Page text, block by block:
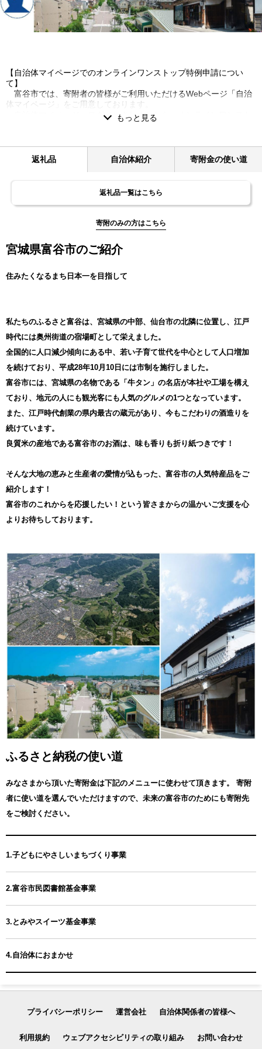
【自治体マイページでのオンラインワンストップ特例申請につい
て】
富谷市では、寄附者の皆様がご利用いただけるWebページ「自治
体マイページ」をご用意しております。
自治体マイページへログインされましたら、オンラインワンスト
で、Webで完了いたします。
是非、ご利用のほど、よろしくお願い申し上げます。
【返礼品に関するお問い合わせ】
ふるさと納税返礼品お問い合わせセンター
TEL:0120-448-643（受付：平日9:30～18:00 土日祝休）
メールアドレス:info-tomiya@sanyodo-net.co.jp
【返礼品に不備があった場合について】
ございます。
特に青果などは配送過程で傷みが生じることがございます。
その後、大変お手数をおかけしますが、返礼品の状態がわかるお写
真を撮っていただき、メールにて送っていただきますようお願いい
たします。
なお、廃棄されてしまった後の連絡や現物を確認できない場合には
ご対応いたしかねますのでご了承ください。
返礼品 自治体紹介 寄附金の使い道
返礼品一覧はこちら
寄附のみの方はこちら
宮城県富谷市のご紹介
住みたくなるまち日本一を目指して
私たちのふるさと富谷は、宮城県の中部、仙台市の北隣に位置し、江戸
時代には奥州街道の宿場町として栄えました。
全国的に人口減少傾向にある中、若い子育て世代を中心として人口増加
を続けており、平成28年10月10日には市制を施行しました。
富谷市には、宮城県の名物である「牛タン」の名店が本社や工場を構え
ており、地元の人にも観光客にも人気のグルメの1つとなっています。
また、江戸時代創業の県内最古の蔵元があり、今もこだわりの酒造りを
続けています。
良質米の産地である富谷市のお酒は、味も香りも折り紙つきです！
そんな大地の恵みと生産者の愛情が込もった、富谷市の人気特産品をご
紹介します！
富谷市のこれからを応援したい！という皆さまからの温かいご支援を心
よりお待ちしております。
ふるさと納税の使い道
みなさまから頂いた寄附金は下記のメニューに使わせて頂きます。
寄附
者に使い道を選んでいただけますので、未来の富谷市のためにも寄附先
をご検討ください。
1.子どもにやさしいまちづくり事業
2.富谷市民図書館基金事業
3.とみやスイーツ基金事業
4.自治体におまかせ
プライバシーポリシー 運営会社 自治体関係者の皆様へ
利用規約 ウェブアクセシビリティの取り組み お問い合わせ